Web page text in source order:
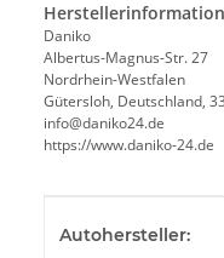
Daniko
Albertus-Magnus-Str. 27
Nordrhein-Westfalen
Gütersloh, Deutschland,
info@daniko24.de
https://www.daniko-24.de
Autohersteller: